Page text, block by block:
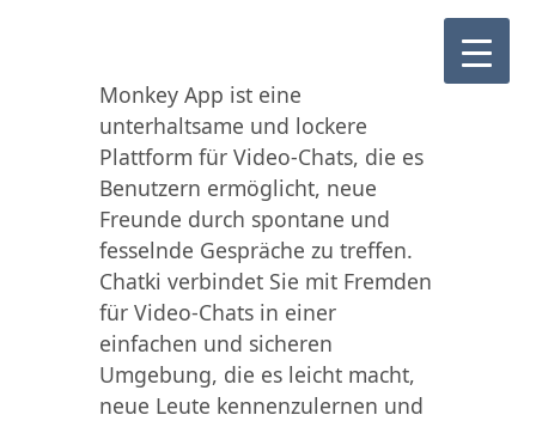
Monkey App ist eine
unterhaltsame und lockere
Plattform für Video-Chats, die es
Benutzern ermöglicht, neue
Freunde durch spontane und
fesselnde Gespräche zu treffen.
Chatki verbindet Sie mit Fremden
für Video-Chats in einer
einfachen und sicheren
Umgebung, die es leicht macht,
neue Leute kennenzulernen und